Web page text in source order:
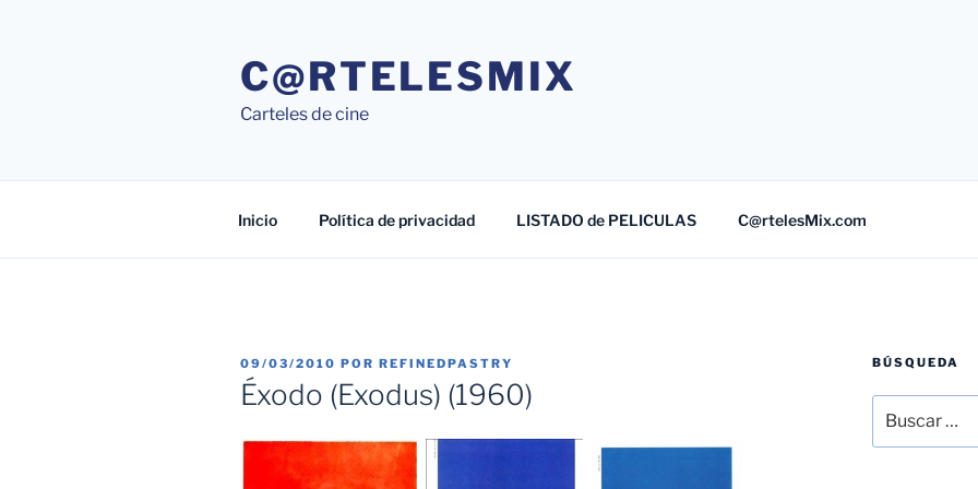
C@RTELESMIX
Carteles de cine
Inicio Política de privacidad LISTADO de PELICULAS C@rtelesMix.com
PUBLICADO
EL
09/03/2010 POR REFINEDPASTRY
Éxodo (Exodus) (1960)
BÚSQUEDA
por: